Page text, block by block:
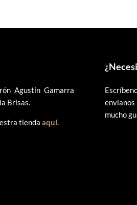
Agustín Gamarra
Brisas.
tienda aquí.
¿
envíanos
mucho